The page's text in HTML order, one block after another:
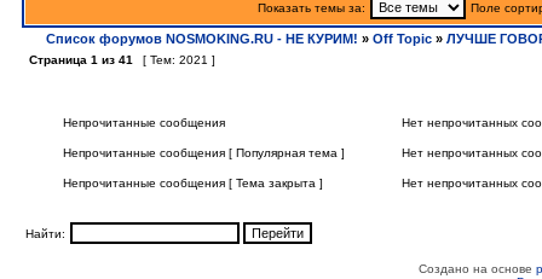
Показать темы за: Поле
Список форумов NOSMOKING.RU - НЕ КУРИМ! » Off Topic » ЛУЧШЕ
Страница 1 из 41 [ Тем: 2021 ]
Непрочитанные сообщения Нет непрочитанных
Непрочитанные сообщения [ Популярная тема ] Нет непрочитанных
Непрочитанные сообщения [ Тема закрыта ] Нет непрочитанных
Найти:
Создано на основе